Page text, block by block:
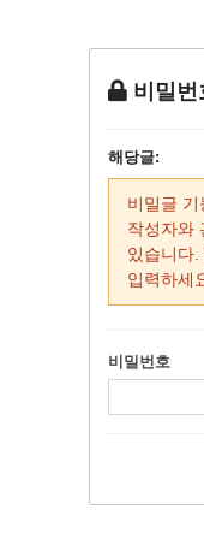
비밀번
해당글:
비밀글 기
작성자와
있습니다
입력하세
비밀번호